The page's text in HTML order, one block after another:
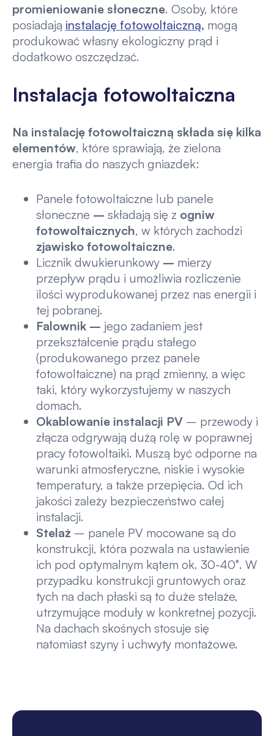
promieniowanie słoneczne. Osoby, które
posiadają instalację fotowoltaiczną, mogą
produkować własny ekologiczny prąd i
dodatkowo oszczędzać.
Instalacja fotowoltaiczna
Na instalację fotowoltaiczną składa się kilka
elementów, które sprawiają, że zielona
energia trafia do naszych gniazdek:
Panele fotowoltaiczne lub panele
słoneczne – składają się z ogniw
fotowoltaicznych, w których zachodzi
zjawisko fotowoltaiczne.
Licznik dwukierunkowy – mierzy
przepływ prądu i umożliwia rozliczenie
ilości wyprodukowanej przez nas energii i
tej pobranej.
Falownik – jego zadaniem jest
przekształcenie prądu stałego
(produkowanego przez panele
fotowoltaiczne) na prąd zmienny, a więc
taki, który wykorzystujemy w naszych
domach.
Okablowanie instalacji PV – przewody i
złącza odgrywają dużą rolę w poprawnej
pracy fotowoltaiki. Muszą być odporne na
warunki atmosferyczne, niskie i wysokie
temperatury, a także przepięcia. Od ich
jakości zależy bezpieczeństwo całej
instalacji.
Stelaż – panele PV mocowane są do
konstrukcji, która pozwala na ustawienie
ich pod optymalnym kątem ok. 30-40°. W
przypadku konstrukcji gruntowych oraz
tych na dach płaski są to duże stelaże,
utrzymujące moduły w konkretnej pozycji.
Na dachach skośnych stosuje się
natomiast szyny i uchwyty montażowe.